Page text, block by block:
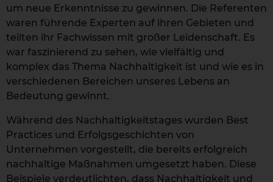
um neue Erkenntnisse zu gewinnen. Die Referenten
waren führende Experten auf ihren Gebieten und
teilten ihr Fachwissen mit großer Leidenschaft. Es
war faszinierend zu sehen, wie vielfältig und
komplex das Thema Nachhaltigkeit ist und wie es in
verschiedenen Bereichen unseres Lebens an
Bedeutung gewinnt.
Während des Nachhaltigkeitstages wurden Best
Practices und Erfolgsgeschichten von
Unternehmen vorgestellt, die bereits erfolgreich
nachhaltige Maßnahmen umgesetzt haben. Diese
Beispiele verdeutlichten, dass Nachhaltigkeit und